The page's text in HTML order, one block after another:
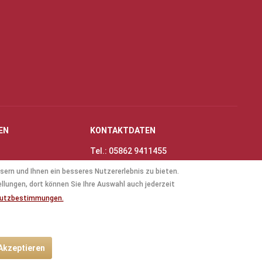
KONTAKTDATEN
Tel.: 05862 9411455
info@thinas-toene.de
anders beschrieben.
und Ihnen ein besseres Nutzererlebnis zu bieten.
dort können Sie Ihre Auswahl auch jederzeit